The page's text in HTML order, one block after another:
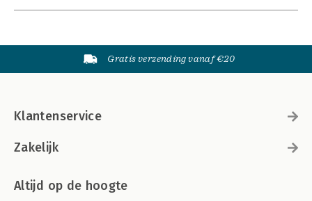
Gratis verzending vanaf €20
Klantenservice
Zakelijk
Altijd op de hoogte